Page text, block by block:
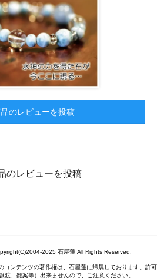
のレビューを投稿
のレビューを投稿
2025 石屋蓮 All Rights Reserved.
ンテンツの著作権は、石屋蓮に帰属しております。許可
渡、翻案等）出来ませんので、ご注意ください。